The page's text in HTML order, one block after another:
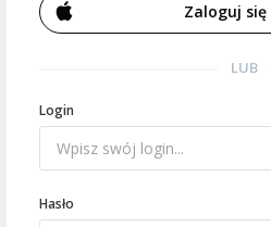
Zaloguj się
LUB
Login
Hasło